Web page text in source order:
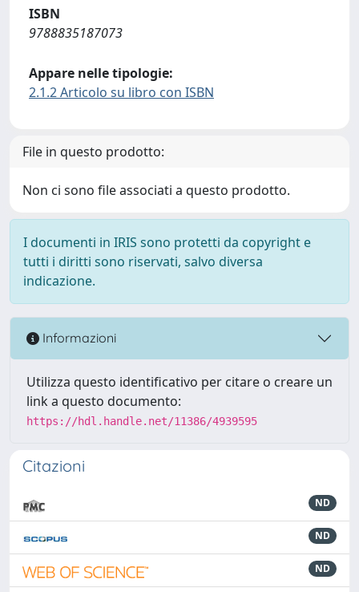
ISBN
9788835187073
Appare nelle tipologie:
2.1.2 Articolo su libro con ISBN
File in questo prodotto:
Non ci sono file associati a questo prodotto.
I documenti in IRIS sono protetti da copyright e
tutti i diritti sono riservati, salvo diversa
indicazione.
Informazioni
Utilizza questo identificativo per citare o creare un
link a questo documento:
https://hdl.handle.net/11386/4939595
Citazioni
ND
ND
ND